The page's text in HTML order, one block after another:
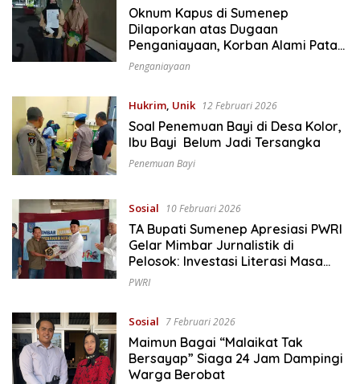
Oknum Kapus di Sumenep
Dilaporkan atas Dugaan
Penganiayaan, Korban Alami Patah
Tulang
Penganiayaan
Hukrim, Unik 12 Februari 2026
Soal Penemuan Bayi di Desa Kolor,
Ibu Bayi Belum Jadi Tersangka
Penemuan Bayi
Sosial 10 Februari 2026
TA Bupati Sumenep Apresiasi PWRI
Gelar Mimbar Jurnalistik di
Pelosok: Investasi Literasi Masa
Depan
PWRI
Sosial 7 Februari 2026
Maimun Bagai “Malaikat Tak
Bersayap” Siaga 24 Jam Dampingi
Warga Berobat